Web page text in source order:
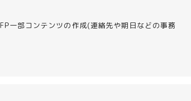
一部コンテンツの作成(連絡先や期日などの事務